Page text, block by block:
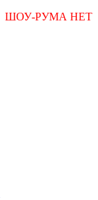
ШОУ-РУМА НЕТ